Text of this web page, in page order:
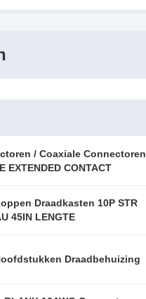
/ Coaxiale Connectoren
EXTENDED CONTACT
Draadkasten 10P STR
45IN LENGTE
Draadbehuizing